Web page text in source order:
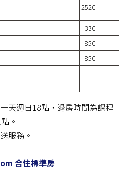
252€ 504€
+33€
+85€
+85€
天週日18點，退房時間為課程
。
服務。
合住標準房